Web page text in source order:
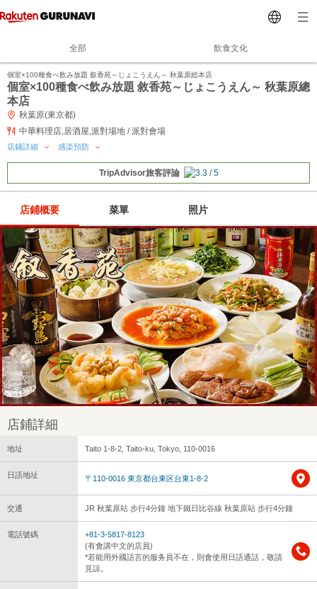
全部 飲食文化
個室×100種食べ飲み放題 叙香苑～じょこうえん～ 秋葉原総本店
個室×100種食べ飲み放題 敘香苑～じょこうえん～ 秋葉原總
本店
秋葉原(東京都)
中華料理店,居酒屋,派對場地 / 派對會場
店鋪詳細 感染預防
TripAdvisor旅客評論
店鋪概要 菜單 照片
店鋪詳細
地址 Taito 1-8-2, Taito-ku, Tokyo, 110-0016
日語地址 〒110-0016 東京都台東区台東1-8-2
交通 JR 秋葉原站 步行4分鐘 地下鐵日比谷線 秋葉原站 步行4分鐘
電話號碼
+81-3-5817-8123
(有會講中文的店員)
*若能用外國語言的服务員不在，則會使用日語通話，敬請
見諒。